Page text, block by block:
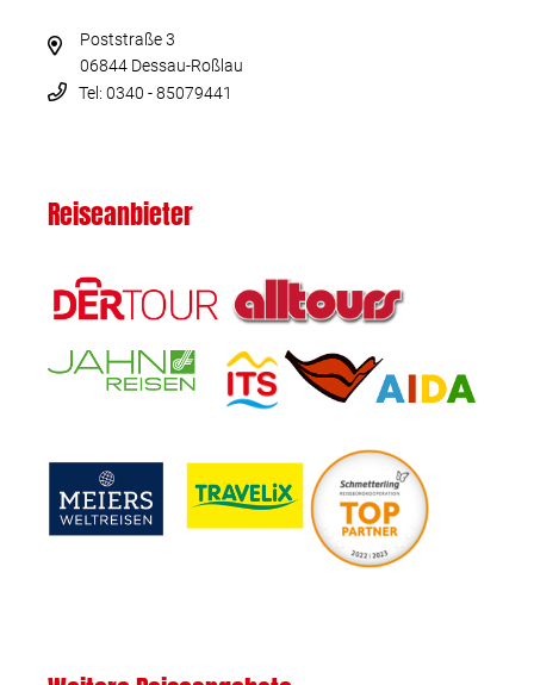
Poststraße 3
06844 Dessau-Roßlau
Tel: 0340 - 85079441
Reiseanbieter